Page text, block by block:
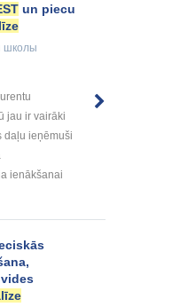
un piecu
школы
jau ir vairāki
daļu ieņēmuši
ienākšanai